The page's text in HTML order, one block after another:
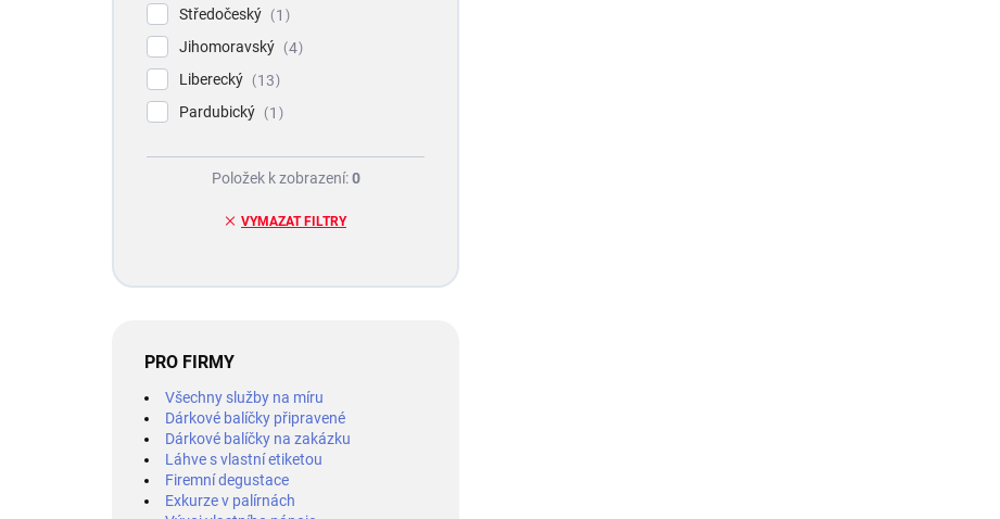
Středočeský
1
Jihomoravský
4
Liberecký
13
Pardubický
1
VYMAZAT FILTRY
Položek k zobrazení:0
PRO FIRMY
Všechny služby na míru
Dárkové balíčky připravené
Dárkové balíčky na zakázku
Láhve s vlastní etiketou
Firemní degustace
Exkurze v palírnách